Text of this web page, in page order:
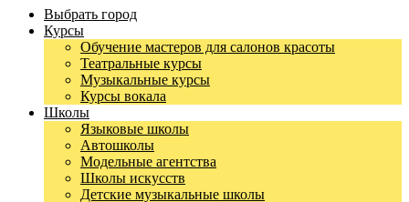
Выбрать город
Курсы
Обучение мастеров для салонов красоты
Театральные курсы
Музыкальные курсы
Курсы вокала
Школы
Языковые школы
Автошколы
Модельные агентства
Школы искусств
Детские музыкальные школы